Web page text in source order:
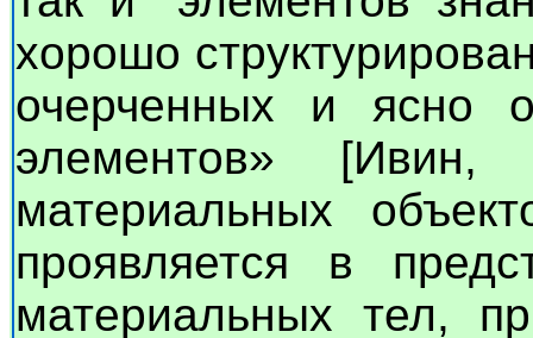
хорошо
очерченных и ясно
элементов»
материальных
проявляется в
материальных тел,